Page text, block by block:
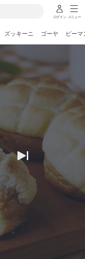
ログイン メニュー
ズッキーニ ゴーヤ ピーマ